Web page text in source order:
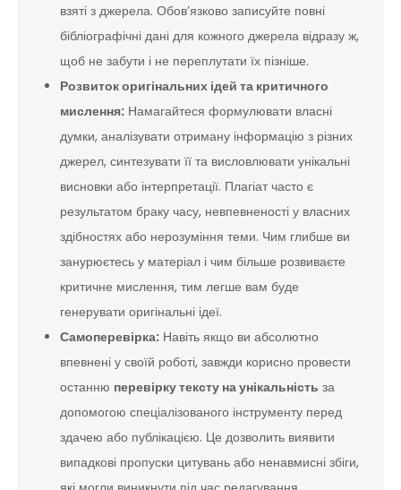
взяті з джерела. Обов’язково записуйте повні
бібліографічні дані для кожного джерела відразу ж,
щоб не забути і не переплутати їх пізніше.
Розвиток оригінальних ідей та критичного
мислення: Намагайтеся формулювати власні
думки, аналізувати отриману інформацію з різних
джерел, синтезувати її та висловлювати унікальні
висновки або інтерпретації. Плагіат часто є
результатом браку часу, невпевненості у власних
здібностях або нерозуміння теми. Чим глибше ви
занурюєтесь у матеріал і чим більше розвиваєте
критичне мислення, тим легше вам буде
генерувати оригінальні ідеї.
Самоперевірка: Навіть якщо ви абсолютно
впевнені у своїй роботі, завжди корисно провести
останню перевірку тексту на унікальність за
допомогою спеціалізованого інструменту перед
здачею або публікацією. Це дозволить виявити
випадкові пропуски цитувань або ненавмисні збіги,